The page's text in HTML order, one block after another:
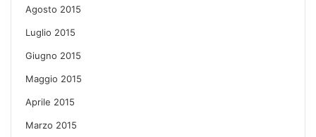
Agosto 2015
Luglio 2015
Giugno 2015
Maggio 2015
Aprile 2015
Marzo 2015